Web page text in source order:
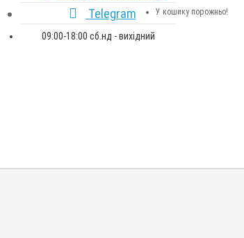
Telegram
09:00-18:00 сб.нд - вихідний
У кошику порожньо!